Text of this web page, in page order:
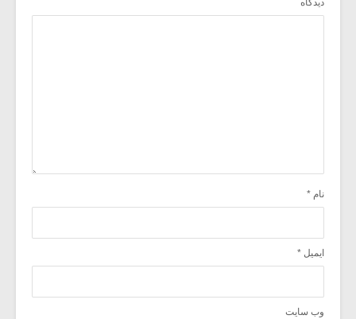
دیدگاه
نام *
ایمیل *
وب‌ سایت